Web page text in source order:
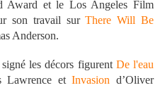
Award et le Los Angeles Film
son travail surThere Will Be
Anderson.
les décors figurent De l'eau
Lawrence etInvasion d’Oliver